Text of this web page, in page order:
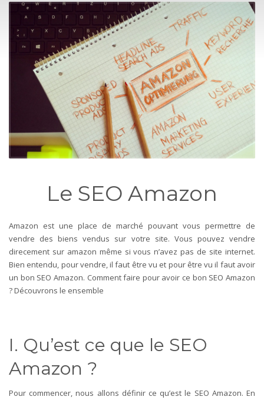
Le SEO Amazon
Amazon est une place de marché pouvant vous permettre de
vendre des biens vendus sur votre site. Vous pouvez vendre
direcement sur amazon même si vous n’avez pas de site internet.
Bien entendu, pour vendre, il faut être vu et pour être vu il faut avoir
un bon SEO Amazon. Comment faire pour avoir ce bon SEO Amazon
? Découvrons le ensemble
I. Qu’est ce que le SEO
Amazon ?
Pour commencer, nous allons définir ce qu’est le SEO Amazon. En